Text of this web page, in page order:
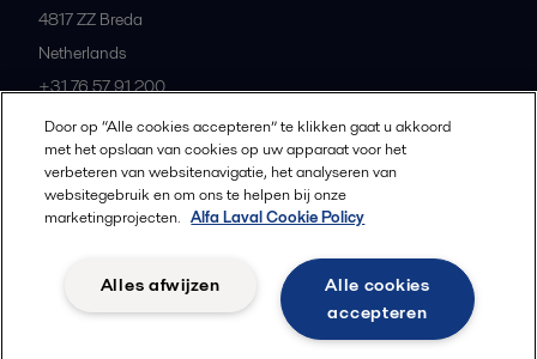
4817 ZZ Breda
Netherlands
+31 76 57 91 200
All offices and partners
Richtlijnen voor de community
Gebruiksvoorwaarden
Door op “Alle cookies accepteren” te klikken gaat u akkoord
met het opslaan van cookies op uw apparaat voor het
verbeteren van websitenavigatie, het analyseren van
websitegebruik en om ons te helpen bij onze
marketingprojecten. Alfa Laval Cookie Policy
Alle cookies
accepteren
Alles afwijzen